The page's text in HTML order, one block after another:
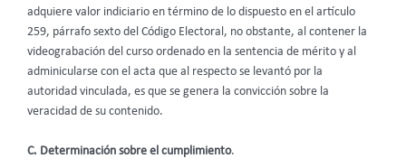
adquiere valor indiciario en término de lo dispuesto en el artículo
259, párrafo sexto del Código Electoral, no obstante, al contener la
videograbación del curso ordenado en la sentencia de mérito y al
adminicularse con el acta que al respecto se levantó por la
autoridad vinculada, es que se genera la convicción sobre la
veracidad de su contenido.
C. Determinación sobre el cumplimiento.